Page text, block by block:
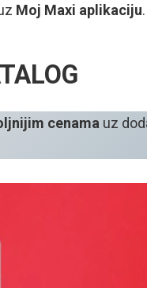
Moj Maxi aplikaciju.
cenama uz